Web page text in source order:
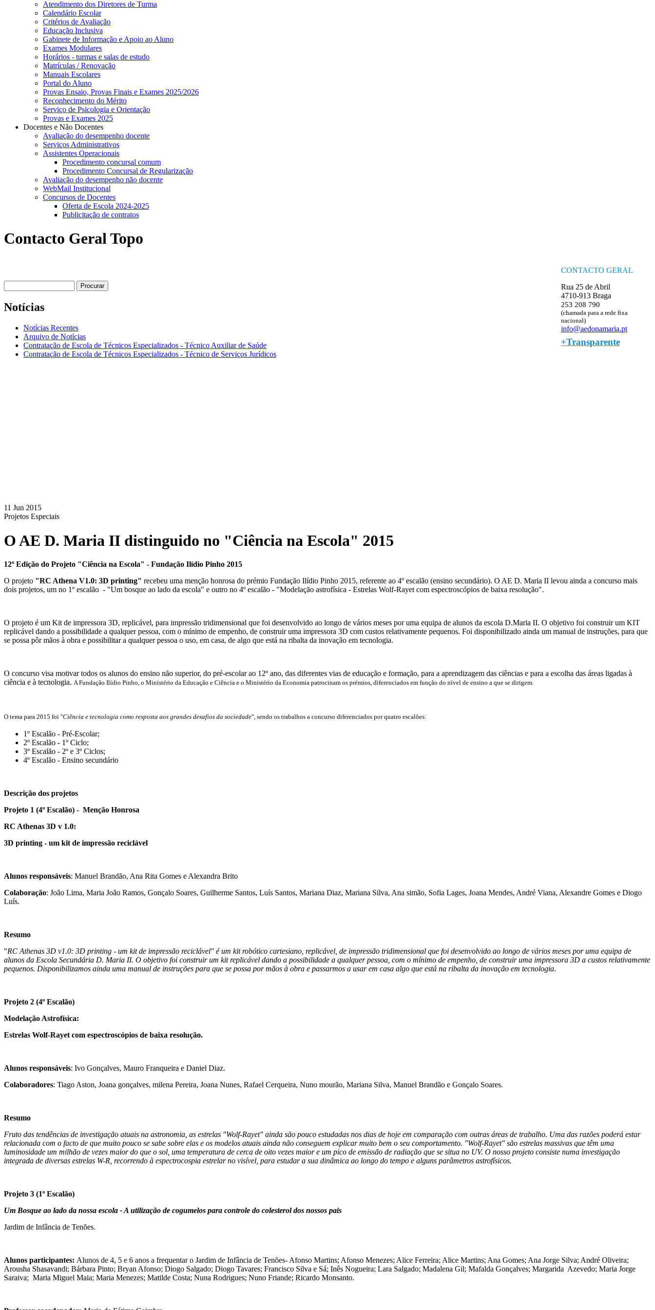
Atendimento dos Diretores de Turma
Calendário Escolar
Critérios de Avaliação
Educação Inclusiva
Gabinete de Informação e Apoio ao Aluno
Exames Modulares
Horários - turmas e salas de estudo
Matrículas / Renovação
Manuais Escolares
Portal do Aluno
Provas Ensaio, Provas Finais e Exames 2025/2026
Reconhecimento do Mérito
Serviço de Psicologia e Orientação
Provas e Exames 2025
Docentes e Não Docentes
Avaliação do desempenho docente
Serviços Administrativos
Assistentes Operacionais
Procedimento concursal comum
Procedimento Concursal de Regularização
Avaliação do desempenho não docente
WebMail Institucional
Concursos de Docentes
Oferta de Escola 2024-2025
Publicitação de contratos
Contacto Geral Topo
CONTACTO GERAL
Rua 25 de Abril
4710-913 Braga
253 208 790
(chamada para a rede fixa
nacional)
info@aedonamaria.pt
+Transparente
Notícias
Notícias Recentes
Arquivo de Notícias
Contratação de Escola de Técnicos Especializados - Técnico Auxiliar de Saúde
Contratação de Escola de Técnicos Especializados - Técnico de Serviços Jurídicos
11 Jun 2015
Projetos Especiais
O AE D. Maria II distinguido no "Ciência na Escola" 2015
12º Edição do Projeto "Ciência na Escola" - Fundação Ilídio Pinho 2015
O projeto "RC Athena V1.0: 3D printing" recebeu uma menção honrosa do prémio Fundação Ilídio Pinho 2015, referente ao 4º escalão (ensino secundário). O AE D. Maria II levou ainda a concurso mais
dois projetos, um no 1º escalão - "Um bosque ao lado da escola" e outro no 4º escalão - "Modelação astrofísica - Estrelas Wolf-Rayet com espectroscópios de baixa resolução".
O projeto é um Kit de impressora 3D, replicável, para impressão tridimensional que foi desenvolvido ao longo de vários meses por uma equipa de alunos da escola D.Maria II. O objetivo foi construir um KIT
replicável dando a possibilidade a qualquer pessoa, com o mínimo de empenho, de construir uma impressora 3D com custos relativamente pequenos. Foi disponibilizado ainda um manual de instruções, para que
se possa pôr mãos à obra e possibilitar a qualquer pessoa o uso, em casa, de algo que está na ribalta da inovação em tecnologia.
O concurso visa motivar todos os alunos do ensino não superior, do pré-escolar ao 12º ano, das diferentes vias de educação e formação, para a aprendizagem das ciências e para a escolha das áreas ligadas à
ciência e à tecnologia. A Fundação Ilídio Pinho, o Ministério da Educação e Ciência e o Ministério da Economia patrocinam os prémios, diferenciados em função do nível de ensino a que se dirigem.
O tema para 2015 foi "Ciência e tecnologia como resposta aos grandes desafios da sociedade", sendo os trabalhos a concurso diferenciados por quatro escalões:
1º Escalão - Pré-Escolar;
2º Escalão - 1º Ciclo;
3º Escalão - 2º e 3º Ciclos;
4º Escalão - Ensino secundário
Descrição dos projetos
Projeto 1 (4º Escalão) - Menção Honrosa
RC Athenas 3D v 1.0:
3D printing - um kit de impressão reciclável
Alunos responsáveis: Manuel Brandão, Ana Rita Gomes e Alexandra Brito
Colaboração: João Lima, Maria João Ramos, Gonçalo Soares, Guilherme Santos, Luís Santos, Mariana Diaz, Mariana Silva, Ana simão, Sofia Lages, Joana Mendes, André Viana, Alexandre Gomes e Diogo
Luís.
Resumo
"RC Athenas 3D v1.0: 3D printing - um kit de impressão reciclável" é um kit robótico cartesiano, replicável, de impressão tridimensional que foi desenvolvido ao longo de vários meses por uma equipa de
alunos da Escola Secundária D. Maria II. O objetivo foi construir um kit replicável dando a possibilidade a qualquer pessoa, com o mínimo de empenho, de construir uma impressora 3D a custos relativamente
pequenos. Disponibilizamos ainda uma manual de instruções para que se possa por mãos à obra e passarmos a usar em casa algo que está na ribalta da inovação em tecnologia.
Projeto 2 (4º Escalão)
Modelação Astrofísica:
Estrelas Wolf-Rayet com espectroscópios de baixa resolução.
Alunos responsáveis: Ivo Gonçalves, Mauro Franqueira e Daniel Diaz.
Colaboradores: Tiago Aston, Joana gonçalves, milena Pereira, Joana Nunes, Rafael Cerqueira, Nuno mourão, Mariana Silva, Manuel Brandão e Gonçalo Soares.
Resumo
Fruto das tendências de investigação atuais na astronomia, as estrelas "Wolf-Rayet" ainda são pouco estudadas nos dias de hoje em comparação com outras áreas de trabalho. Uma das razões poderá estar
relacionada com o facto de que muito pouco se sabe sobre elas e os modelos atuais ainda não conseguem explicar muito bem o seu comportamento. "Wolf-Rayet" são estrelas massivas que têm uma
luminosidade um milhão de vezes maior do que o sol, uma temperatura de cerca de oito vezes maior e um pico de emissão de radiação que se situa no UV. O nosso projeto consiste numa investigação
integrada de diversas estrelas W-R, recorrendo à espectrocospia estrelar no visível, para estudar a sua dinâmica ao longo do tempo e alguns parâmetros astrofísicos.
Projeto 3 (1º Escalão)
Um Bosque ao lado da nossa escola - A utilização de cogumelos para controle do colesterol dos nossos pais
Jardim de Infância de Tenões.
Alunos participantes: Alunos de 4, 5 e 6 anos a frequentar o Jardim de Infância de Tenões- Afonso Martins; Afonso Menezes; Alice Ferreira; Alice Martins; Ana Gomes; Ana Jorge Silva; André Oliveira;
Arousha Shasavandi; Bárbara Pinto; Bryan Afonso; Diogo Salgado; Diogo Tavares; Francisco Silva e Sá; Inês Nogueira; Lara Salgado; Madalena Gil; Mafalda Gonçalves; Margarida Azevedo; Maria Jorge
Saraiva; Maria Miguel Maia; Maria Menezes; Matilde Costa; Nuna Rodrigues; Nuno Friande; Ricardo Monsanto.